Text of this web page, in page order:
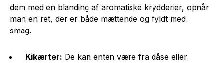
dem med en blanding af aromatiske krydderier, opnår
man en ret, der er både mættende og fyldt med
smag.
Kikærter: De kan enten være fra dåse eller